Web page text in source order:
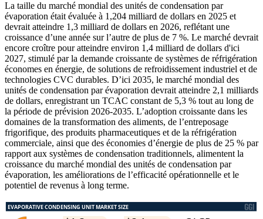
La taille du marché mondial des unités de condensation par
évaporation était évaluée à 1,204 milliard de dollars en 2025 et
devrait atteindre 1,3 milliard de dollars en 2026, reflétant une
croissance d’une année sur l’autre de plus de 7 %. Le marché devrait
encore croître pour atteindre environ 1,4 milliard de dollars d'ici
2027, stimulé par la demande croissante de systèmes de réfrigération
économes en énergie, de solutions de refroidissement industriel et de
technologies CVC durables. D’ici 2035, le marché mondial des
unités de condensation par évaporation devrait atteindre 2,1 milliards
de dollars, enregistrant un TCAC constant de 5,3 % tout au long de
la période de prévision 2026-2035. L’adoption croissante dans les
domaines de la transformation des aliments, de l’entreposage
frigorifique, des produits pharmaceutiques et de la réfrigération
commerciale, ainsi que des économies d’énergie de plus de 25 % par
rapport aux systèmes de condensation traditionnels, alimentent la
croissance du marché mondial des unités de condensation par
évaporation, les améliorations de l’efficacité opérationnelle et le
potentiel de revenus à long terme.